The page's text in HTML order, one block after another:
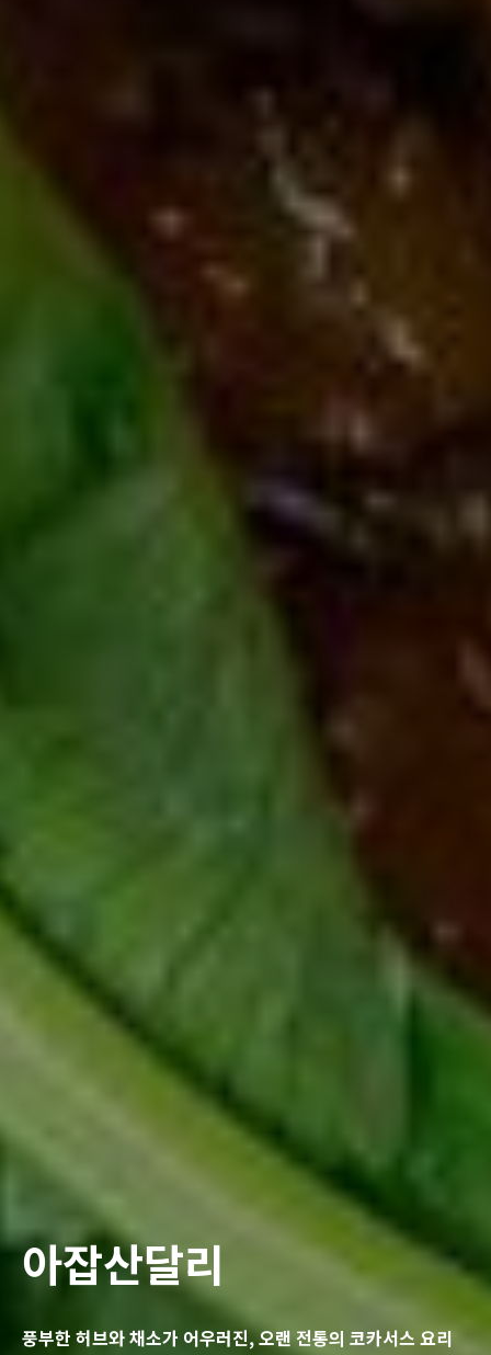
아잡산달리
풍부한 허브와 채소가 어우러진, 오랜 전통의 코카서스 요리